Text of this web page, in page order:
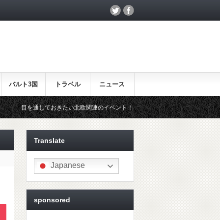
バルト3国 トラベル ニュース
たい北欧関連のイベント！ 北欧らしいギフトをお探しの方はこちら
Translate
Japanese
sponsored